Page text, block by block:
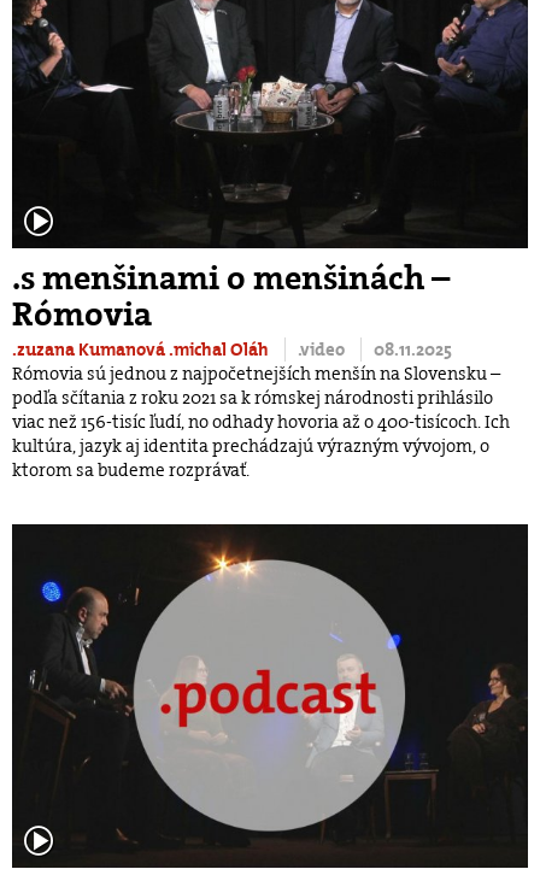
.s menšinami o menšinách –
Rómovia
.zuzana Kumanová.michal Oláh .video
08.11.2025
Rómovia sú jednou z najpočetnejších menšín na Slovensku –
podľa sčítania z roku 2021 sa k rómskej národnosti prihlásilo
viac než 156-tisíc ľudí, no odhady hovoria až o 400-tisícoch. Ich
kultúra, jazyk aj identita prechádzajú výrazným vývojom, o
ktorom sa budeme rozprávať.